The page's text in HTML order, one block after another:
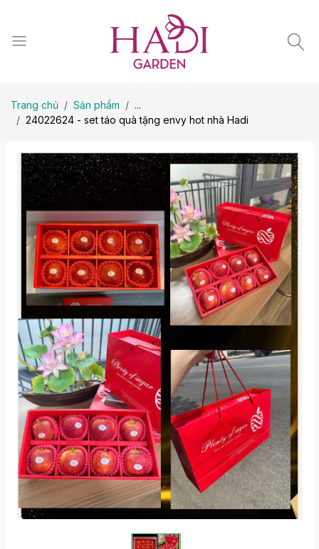
Trang chủ Sản phẩm
...
24022624 - set táo quà tặng envy hot nhà Hadi